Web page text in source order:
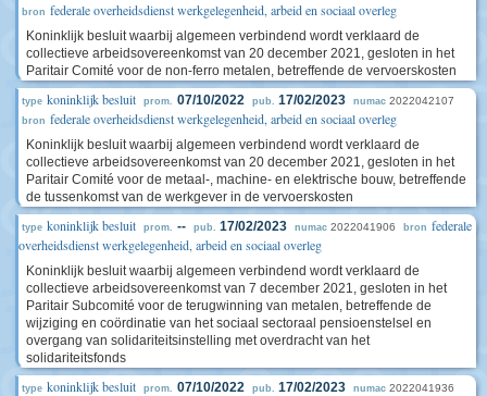
bron federale overheidsdienst werkgelegenheid, arbeid en sociaal overleg
Koninklijk besluit waarbij algemeen verbindend wordt verklaard de
collectieve arbeidsovereenkomst van 20 december 2021, gesloten in het
Paritair Comité voor de non-ferro metalen, betreffende de vervoerskosten
type koninklijk besluit prom. 07/10/2022 pub. 17/02/2023 numac 2022042107
bron federale overheidsdienst werkgelegenheid, arbeid en sociaal overleg
Koninklijk besluit waarbij algemeen verbindend wordt verklaard de
collectieve arbeidsovereenkomst van 20 december 2021, gesloten in het
Paritair Comité voor de metaal-, machine- en elektrische bouw, betreffende
de tussenkomst van de werkgever in de vervoerskosten
type koninklijk besluit prom. -- pub. 17/02/2023 numac 2022041906 bron federale
overheidsdienst werkgelegenheid, arbeid en sociaal overleg
Koninklijk besluit waarbij algemeen verbindend wordt verklaard de
collectieve arbeidsovereenkomst van 7 december 2021, gesloten in het
Paritair Subcomité voor de terugwinning van metalen, betreffende de
wijziging en coördinatie van het sociaal sectoraal pensioenstelsel en
overgang van solidariteitsinstelling met overdracht van het
solidariteitsfonds
type koninklijk besluit prom. 07/10/2022 pub. 17/02/2023 numac 2022041936